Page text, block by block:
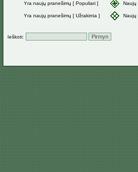
Yra naujų pranešimų [ Populiari ] Naujų
Yra naujų pranešimų [ Užrakinta ] Naujų
Ieškoti: